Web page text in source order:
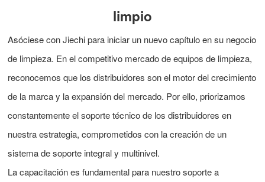
Tiếng Việt
Indonesia
中文
limpio
Asóciese con Jiechi para iniciar un nuevo capítulo en su negocio
de limpieza. En el competitivo mercado de equipos de limpieza,
reconocemos que los distribuidores son el motor del crecimiento
de la marca y la expansión del mercado. Por ello, priorizamos
constantemente el soporte técnico de los distribuidores en
nuestra estrategia, comprometidos con la creación de un
sistema de soporte integral y multinivel.
La capacitación es fundamental para nuestro soporte a